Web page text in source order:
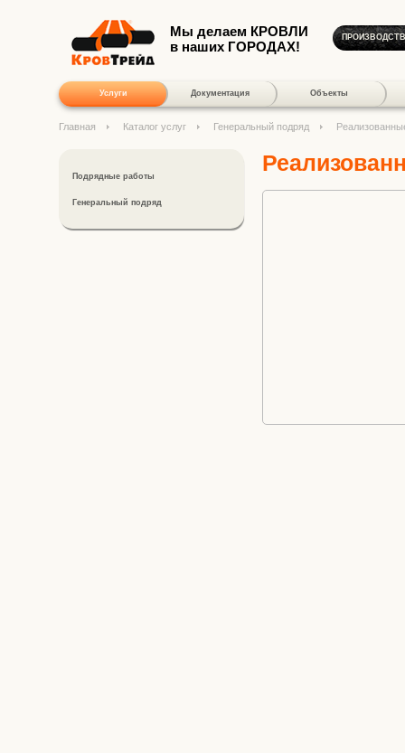
Мы делаем КРОВЛИ
в наших ГОРОДАХ!
Услуги Документация Объекты
Главная Каталог услуг Генеральный подряд
Подрядные работы
Генеральный подряд